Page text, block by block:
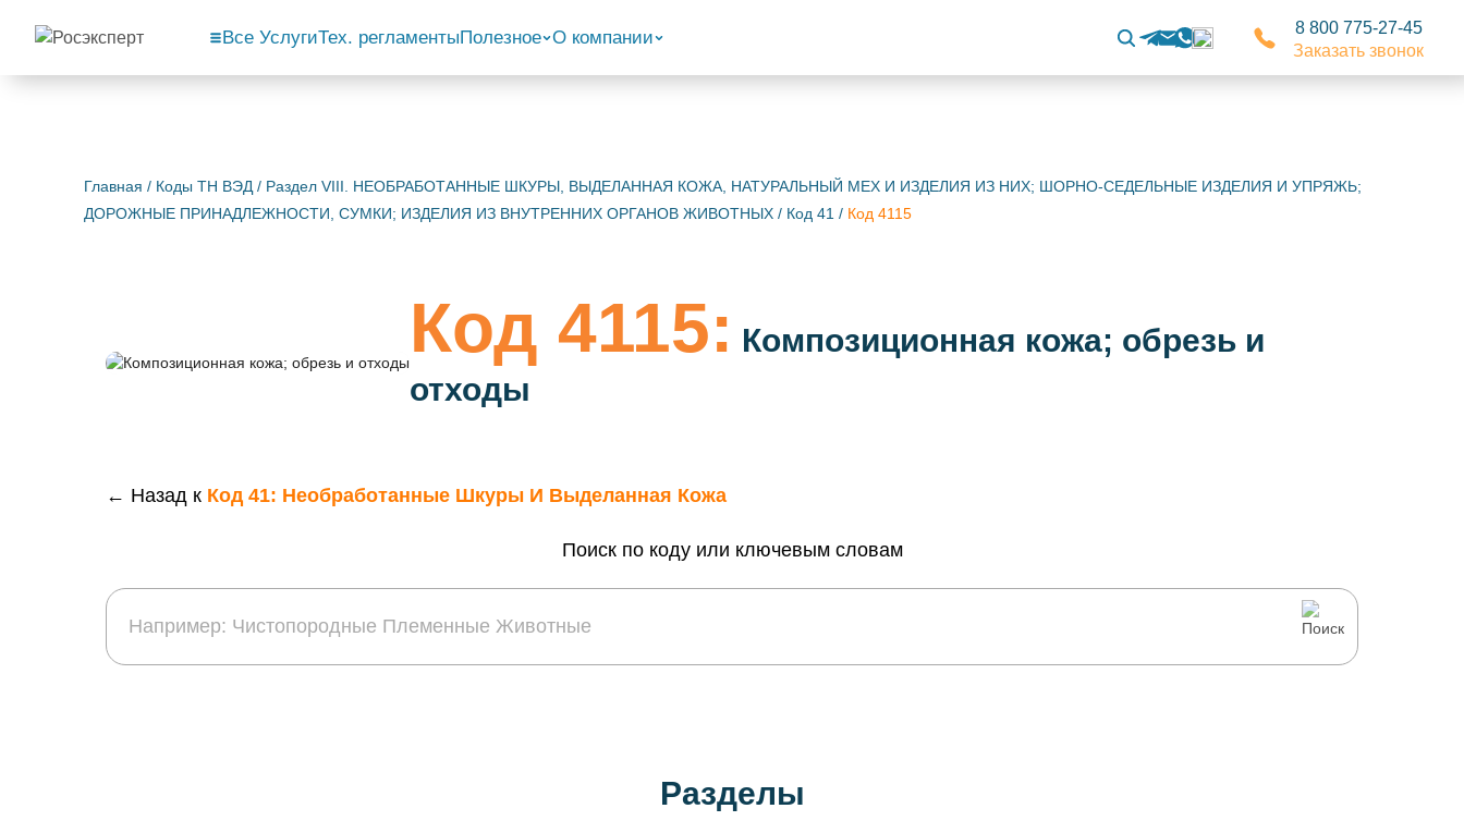
Все УслугиТех. регламентыПолезное О компании
8 800 775-27-45
Заказать звонок
Главная / Коды ТН ВЭД / Раздел VIII. НЕОБРАБОТАННЫЕ ШКУРЫ, ВЫДЕЛАННАЯ КОЖА, НАТУРАЛЬНЫЙ МЕХ И ИЗДЕЛИЯ ИЗ НИХ; ШОРНО-СЕДЕЛЬНЫЕ ИЗДЕЛИЯ И УПРЯЖЬ;
ДОРОЖНЫЕ ПРИНАДЛЕЖНОСТИ, СУМКИ; ИЗДЕЛИЯ ИЗ ВНУТРЕННИХ ОРГАНОВ ЖИВОТНЫХ / Код 41 / Код 4115
Код 4115: Композиционная кожа; обрезь и
отходы
← Назад к Код 41: Необработанные Шкуры И Выделанная Кожа
Поиск по коду или ключевым словам
Разделы